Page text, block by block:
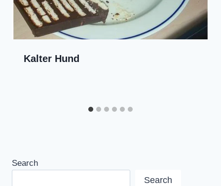
Kalter Hund
Search
Search